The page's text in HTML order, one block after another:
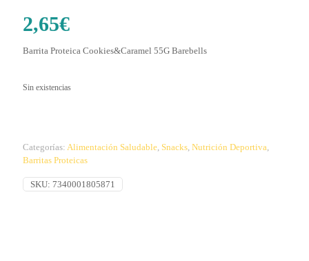
2,65€
Barrita Proteica Cookies&Caramel 55G Barebells
Sin existencias
Categorías: Alimentación Saludable, Snacks, Nutrición Deportiva,
Barritas Proteicas
SKU: 7340001805871